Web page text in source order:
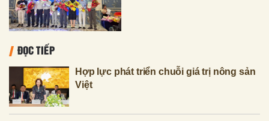
ĐỌC TIẾP
Hợp lực phát triển chuỗi giá trị nông sản
Việt